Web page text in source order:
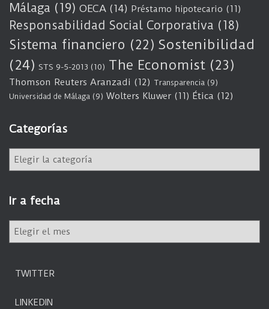
Málaga (19) OECA (14) Préstamo hipotecario (11)
Responsabilidad Social Corporativa (18)
Sistema financiero (22) Sostenibilidad
(24) STS 9-5-2013 (10) The Economist (23)
Thomson Reuters Aranzadi (12) Transparencia (9)
Universidad de Málaga (9) Wolters Kluwer (11) Ética (12)
Categorías
e
g
o
í
Ir a fecha
TWITTER
LINKEDIN